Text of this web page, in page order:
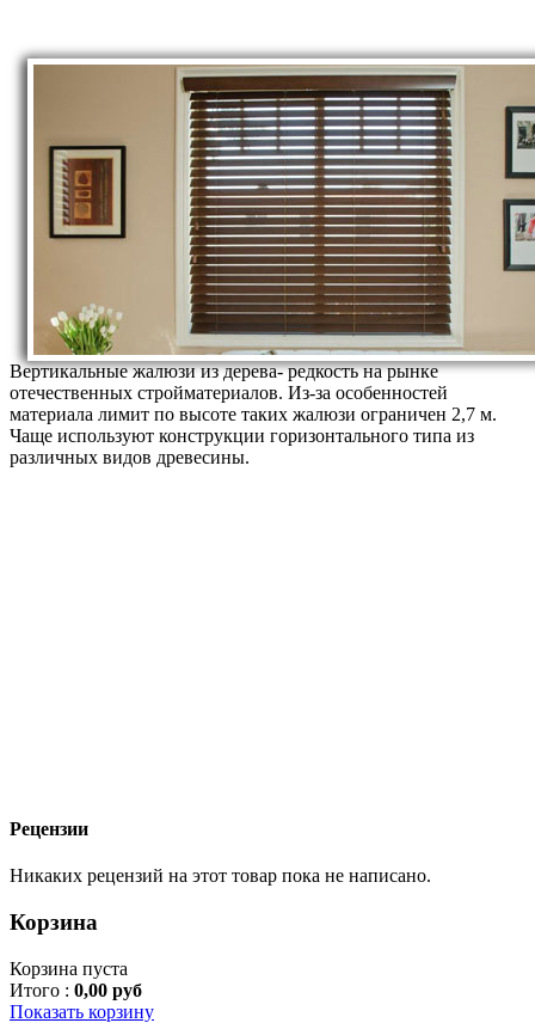
Вертикальные жалюзи из дерева- редкость на рынке
отечественных стройматериалов. Из-за особенностей
материала лимит по высоте таких жалюзи ограничен 2,7 м.
Чаще используют конструкции горизонтального типа из
различных видов древесины.
Рецензии
Никаких рецензий на этот товар пока не написано.
Корзина
Корзина пуста
Итого : 0,00 руб
Показать корзину